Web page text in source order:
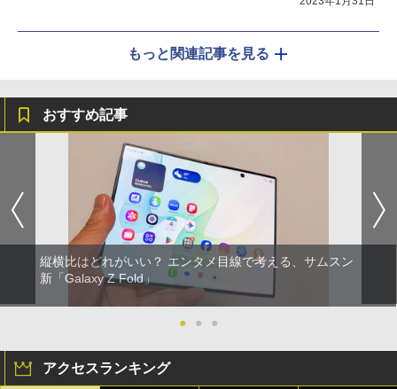
もっと関連記事を見る
おすすめ記事
縦横比はどれがいい？ エンタメ目線で考える、サムスン
新「Galaxy Z Fold」
● ● ●
アクセスランキング